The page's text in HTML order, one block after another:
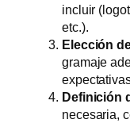
incluir
etc.).
Elección
gramaje
Definición
necesaria,